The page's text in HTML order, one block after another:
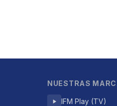
NUESTRAS
IFM Play (TV)